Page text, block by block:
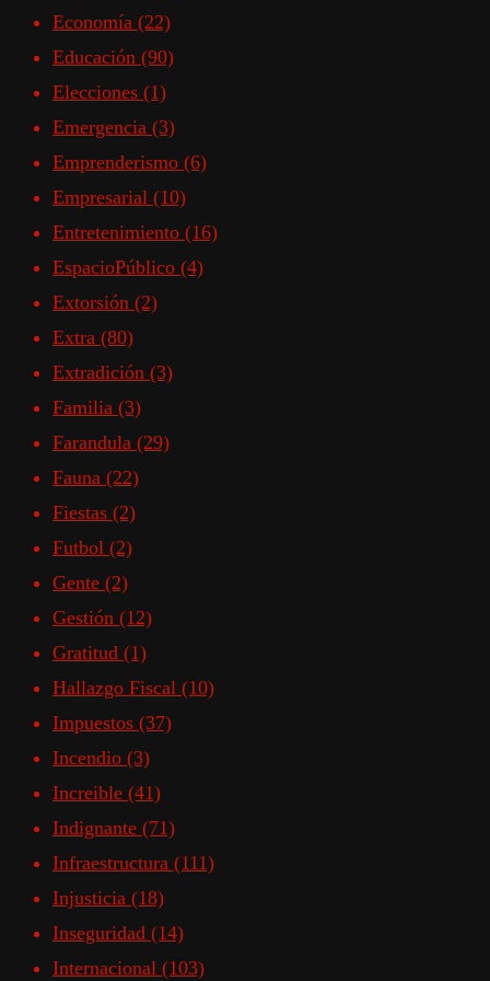
Economía (22)
Educación (90)
Elecciones (1)
Emergencia (3)
Emprenderismo (6)
Empresarial (10)
Entretenimiento (16)
EspacioPúblico (4)
Extorsión (2)
Extra (80)
Extradición (3)
Familia (3)
Farandula (29)
Fauna (22)
Fiestas (2)
Futbol (2)
Gente (2)
Gestión (12)
Gratitud (1)
Hallazgo Fiscal (10)
Impuestos (37)
Incendio (3)
Increible (41)
Indignante (71)
Infraestructura (111)
Injusticia (18)
Inseguridad (14)
Internacional (103)